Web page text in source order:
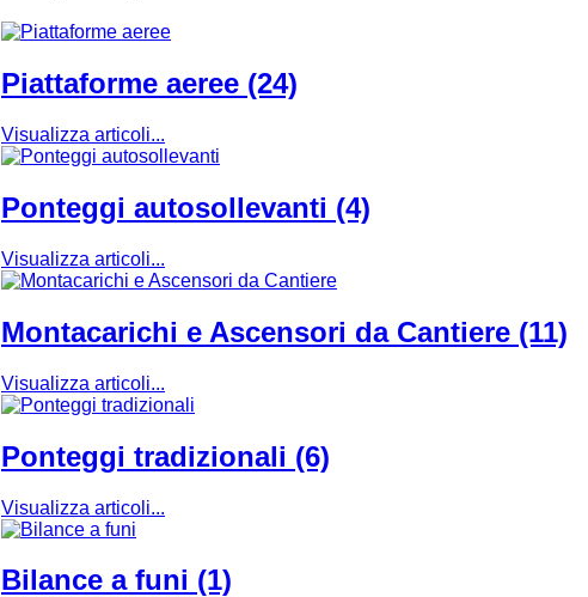
Piattaforme aeree (24)
Visualizza articoli...
Ponteggi autosollevanti (4)
Visualizza articoli...
Montacarichi e Ascensori da Cantiere (11)
Visualizza articoli...
Ponteggi tradizionali (6)
Visualizza articoli...
Bilance a funi (1)